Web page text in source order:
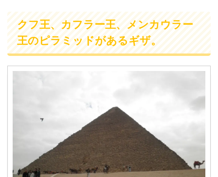
クフ王、カフラー王、メンカウラー
王のピラミッドがあるギザ。